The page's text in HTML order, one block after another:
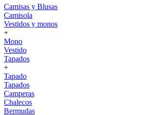
Camisas y Blusas
Camisola
Vestidos y monos
+
Mono
Vestido
Tapados
+
Tapado
Tapados
Camperas
Chalecos
Bermudas